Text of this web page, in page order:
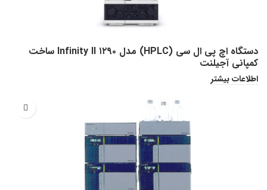
دستگاه اچ پی ال سی (HPLC) مدل ۱۲۹۰ Infinity II ساخت
کمپانی آجیلنت
اطلاعات بیشتر